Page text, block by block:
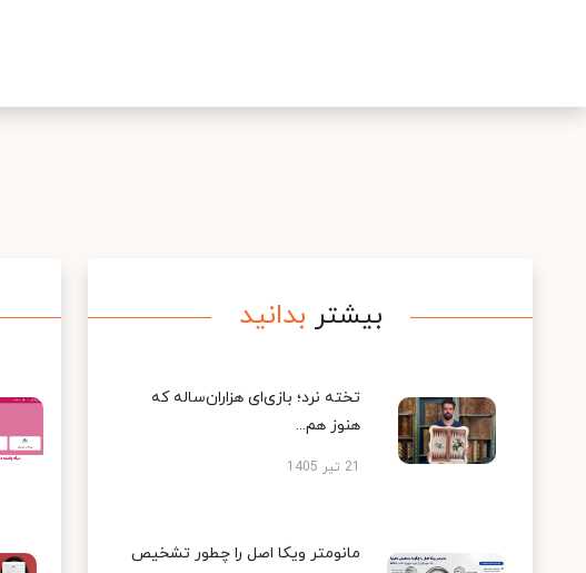
بیشتر بدانید
تخته نرد؛ بازی‌ای هزاران‌ساله که
هنوز هم...
21 تیر 1405
مانومتر ویکا اصل را چطور تشخیص